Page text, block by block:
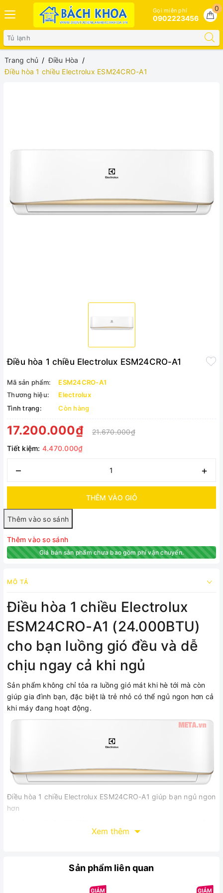
0
Gọi miễn phí
0902223456
Trang chủ
Điều Hòa
Điều hòa 1 chiều Electrolux ESM24CRO-A1
Điều hòa 1 chiều Electrolux ESM24CRO-A1
Mã sản phẩm:
ESM24CRO-A1
Thương hiệu:
Electrolux
Tình trạng:
Còn hàng
17.200.000₫
21.670.000₫
Tiết kiệm: 4.470.000₫
– +
THÊM VÀO GIỎ
Thêm vào so sánh
Giá bán sản phẩm chưa bao gồm phí vận chuyển.
MÔ TẢ
Điều hòa 1 chiều Electrolux
ESM24CRO-A1 (24.000BTU)
cho bạn luồng gió đều và dễ
chịu ngay cả khi ngủ
Sản phẩm không chỉ tỏa ra luồng gió mát khi hè tới mà còn
giúp gia đình bạn, đặc biệt là trẻ nhỏ có thể ngủ ngon hơn cả
khi máy đang hoạt động.
Điều hòa 1 chiều Electrolux ESM24CRO-A1 giúp bạn ngủ ngon
hơn
nhỏ 25 - 30m2 dành cho cho hộ gia đình với chi phí không hề
Chế độ Genius Sleep
Chế độ này cho phép cài đặt hẹn giờ thông minh khi
Xem thêm
Sản phẩm liên quan